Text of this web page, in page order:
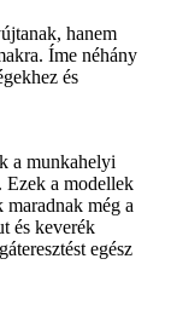
hanem
Íme néhány
és
a munkahelyi
Ezek a modellek
maradnak még a
és keverék
egész